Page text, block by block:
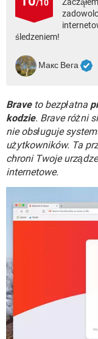
WINDOWS 10
/10
śledzeniem!
Макс Вега
Braveto bezpłatna
kodzie. Brave różni
nie obsługuje
użytkowników. Ta
chroni Twoje
internetowe.